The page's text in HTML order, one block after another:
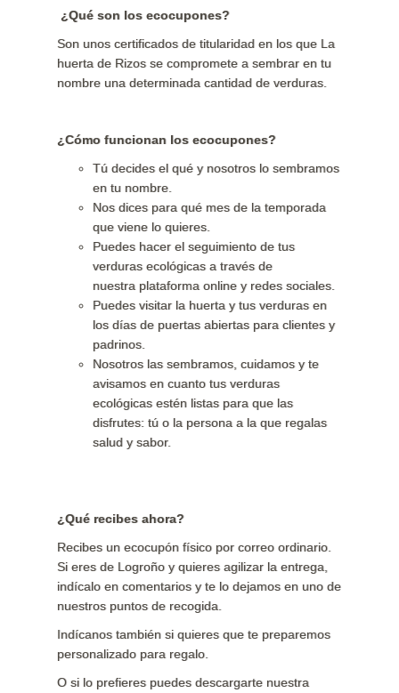
¿Qué son los ecocupones?
Son unos certificados de titularidad en los que La
huerta de Rizos se compromete a sembrar en tu
nombre una determinada cantidad de verduras.
¿Cómo funcionan los ecocupones?
Tú decides el qué y nosotros lo sembramos
en tu nombre.
Nos dices para qué mes de la temporada
que viene lo quieres.
Puedes hacer el seguimiento de tus
verduras ecológicas a través de
nuestra plataforma online y redes sociales.
Puedes visitar la huerta y tus verduras en
los días de puertas abiertas para clientes y
padrinos.
Nosotros las sembramos, cuidamos y te
avisamos en cuanto tus verduras
ecológicas estén listas para que las
disfrutes: tú o la persona a la que regalas
salud y sabor.
¿Qué recibes ahora?
Recibes un ecocupón físico por correo ordinario.
Si eres de Logroño y quieres agilizar la entrega,
indícalo en comentarios y te lo dejamos en uno de
nuestros puntos de recogida.
Indícanos también si quieres que te preparemos
personalizado para regalo.
O si lo prefieres puedes descargarte nuestra